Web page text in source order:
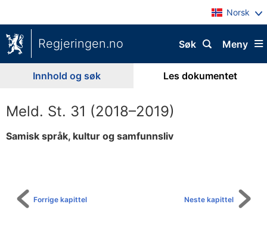
Norsk
Regjeringen.no Meny
Søk
Innhold og søk Les dokumentet
Meld. St. 31 (2018–2019)
Samisk språk, kultur og samfunnsliv
Neste kapittel
Forrige kapittel